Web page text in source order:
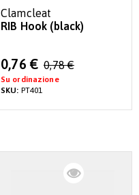
Clamcleat
RIB Hook (black)
Special
Price
0,76 € 0,78 €
Su ordinazione
SKU: PT401